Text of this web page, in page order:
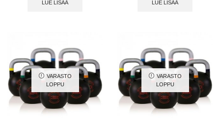
LUE LISÄÄ LUE LISÄÄ
VARASTO
LOPPU
VARASTO
LOPPU